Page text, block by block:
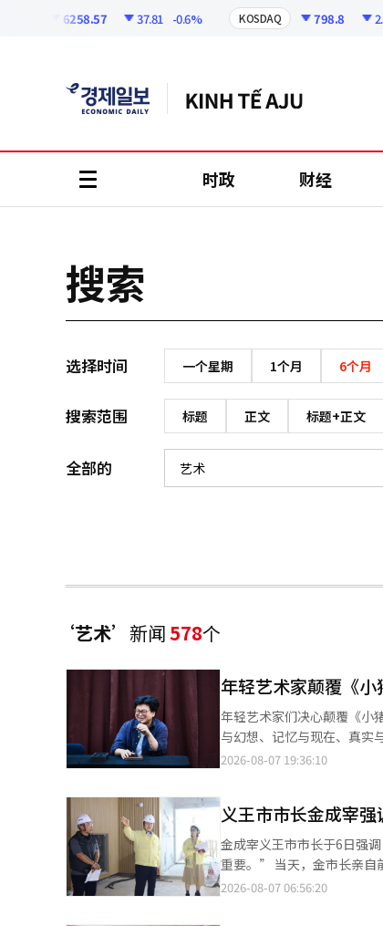
6258.57 37.81 -0.6% KOSDAQ 798.8 2.87
时政 财经
搜索
选择时间 一个星期 1个月 6个月
搜索范围 标题 正文 标题+正文
全部的
‘艺术’ 新闻578个
年轻艺术家颠覆《小
年轻艺术家们决心颠覆《小
与幻想、记忆与现在、真实与虚构的边界展开的深刻问
17日在首尔世宗文化会馆上
架，但希望以完全不同的方向进行解构和重构。” 对杨正旭来
面会上表示：“几个人晚上
故事可能是战争或股票。” 其中一个真正的故事是“相信看不见的东西”。他们关注“相信狼的心态”。李哈娜指
出：“我们往往比实际存在
法确认实质的东西，决定了我
2026-08-07 19:36:10
义王市市长金成宰
金成宰义王市市长于6日强
重要。” 当天，金市长亲自前往市内主要设施，检查高温应对情况和安全管理现状，确保市民安全。 此次现场检查
旨在预防因高温持续而导致
2026-08-07 06:56:20